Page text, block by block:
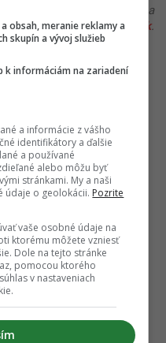
v článku chybu, napíš nám na
redakcia@startitup.sk.
obsah, meranie reklamy a
skupín a vývoj služieb
k informáciám na zariadení
a informácie z vášho
identifikátory a ďalšie
a používané
alebo môžu byť
stránkami. My a naši
údaje o geolokácii. Pozrite
vaše osobné údaje na
ktorému môžete vzniesť
Dole na tejto stránke
pomocou ktorého
v nastaveniach